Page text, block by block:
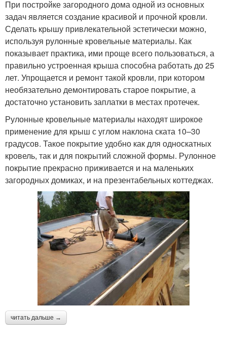
При постройке загородного дома одной из основных
задач является создание красивой и прочной кровли.
Сделать крышу привлекательной эстетически можно,
используя рулонные кровельные материалы. Как
показывает практика, ими проще всего пользоваться, а
правильно устроенная крыша способна работать до 25
лет. Упрощается и ремонт такой кровли, при котором
необязательно демонтировать старое покрытие, а
достаточно установить заплатки в местах протечек.
Рулонные кровельные материалы находят широкое
применение для крыш с углом наклона ската 10–30
градусов. Такое покрытие удобно как для односкатных
кровель, так и для покрытий сложной формы. Рулонное
покрытие прекрасно приживается и на маленьких
загородных домиках, и на презентабельных коттеджах.
читать дальше →